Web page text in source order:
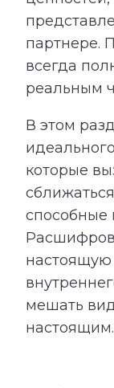
партнере.
всегда
реальным
В этом
которые
способные
настоящую
мешать
настоящим.